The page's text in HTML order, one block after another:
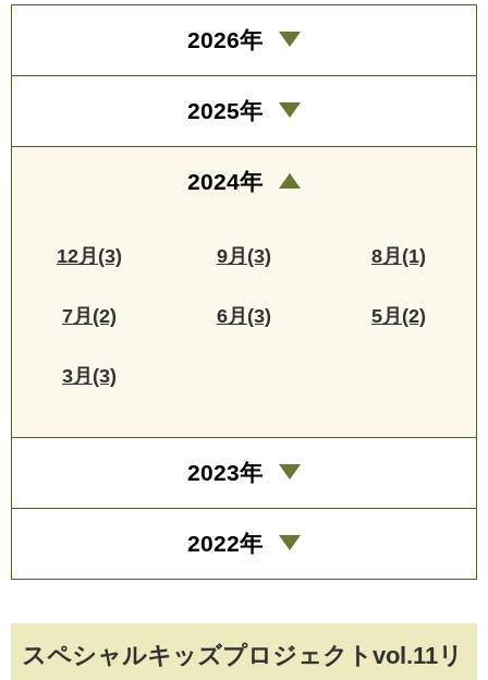
スペシャルキッズプロジェクトvol.11リ
2026年
2025年
2024年
12月(3) 9月(3) 8月(1)
7月(2) 6月(3) 5月(2)
3月(3)
2023年
2022年